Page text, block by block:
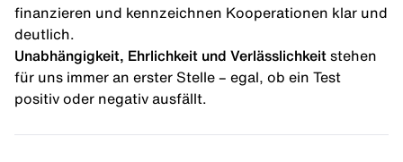
finanzieren und kennzeichnen Kooperationen klar und
deutlich.
Unabhängigkeit, Ehrlichkeit und Verlässlichkeit stehen
für uns immer an erster Stelle – egal, ob ein Test
positiv oder negativ ausfällt.